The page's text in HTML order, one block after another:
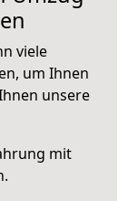
viele
um Ihnen
unsere
mit
.